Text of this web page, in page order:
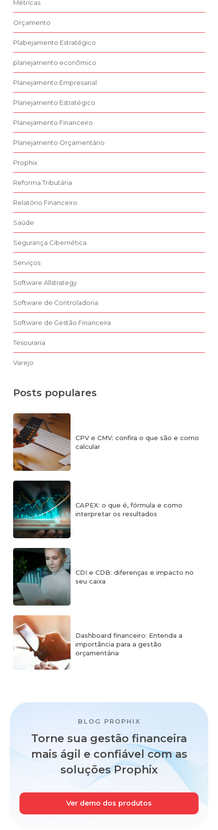
Métricas
Orçamento
Plabejamento Estratégico
planejamento econômico
Planejamento Empresarial
Planejamento Estratégico
Planejamento Financeiro
Planejamento Orçamentário
Prophix
Reforma Tributária
Relatório Financeiro
Saúde
Segurança Cibernética
Serviços
Software Allstrategy
Software de Controladoria
Software de Gestão Financeira
Tesouraria
Varejo
Posts populares
CPV e CMV: confira o que são e como
calcular
CAPEX: o que é, fórmula e como
interpretar os resultados
CDI e CDB: diferenças e impacto no
seu caixa
Dashboard financeiro: Entenda a
importância para a gestão
orçamentária
BLOG PROPHIX
Torne sua gestão financeira
mais ágil e confiávelcom as
soluções Prophix
Ver demo dos produtos